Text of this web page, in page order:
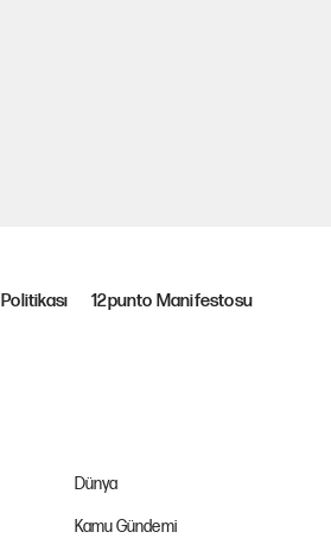
12punto Manifestosu
Dünya
Kamu Gündemi